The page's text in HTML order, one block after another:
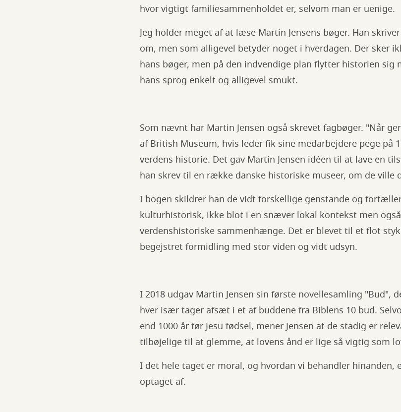
hvor vigtigt familiesammenholdet er, selvom man er uenige.
Jeg holder meget af at læse Martin Jensens bøger. Han
om, men som alligevel betyder noget i hverdagen. Der sker
hans bøger, men på den indvendige plan flytter historien sig
hans sprog enkelt og alligevel smukt.
Som nævnt har Martin Jensen også skrevet fagbøger. "Når
af British Museum, hvis leder fik sine medarbejdere pege
verdens historie. Det gav Martin Jensen idéen til at lave en
han skrev til en række danske historiske museer, om de ville
I bogen skildrer han de vidt forskellige genstande og
kulturhistorisk, ikke blot i en snæver lokal kontekst men
verdenshistoriske sammenhænge. Det er blevet til et flot
begejstret formidling med stor viden og vidt udsyn.
I 2018 udgav Martin Jensen sin første novellesamling "Bud",
hver især tager afsæt i et af buddene fra Biblens 10 bud.
end 1000 år før Jesu fødsel, mener Jensen at de stadig er
tilbøjelige til at glemme, at lovens ånd er lige så vigtig som
I det hele taget er moral, og hvordan vi behandler hinanden,
optaget af.